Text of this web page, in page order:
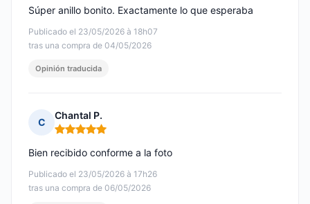
Publicado el 23/05/2026 à 18h07
tras una compra de 04/05/2026
Súper anillo bonito. Exactamente lo que esperaba
Opinión traducida
C
Chantal P.
Nota: 5 de 5
Publicado el 23/05/2026 à 17h26
tras una compra de 06/05/2026
Bien recibido conforme a la foto